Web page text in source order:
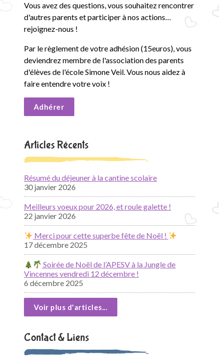
Vous avez des questions, vous souhaitez rencontrer
d'autres parents et participer à nos actions…
rejoignez-nous !
Par le règlement de votre adhésion (15euros), vous
deviendrez membre de l'association des parents
d'élèves de l'école Simone Veil. Vous nous aidez à
faire entendre votre voix !
Adhérer
Articles Récents
Résumé du déjeuner à la cantine scolaire
30 janvier 2026
Meilleurs voeux pour 2026, et roule galette !
22 janvier 2026
Merci pour cette superbe fête de Noël !
17 décembre 2025
Soirée de Noël de l’APESV à la Jungle de
Vincennes vendredi 12 décembre !
6 décembre 2025
Voir plus d'articles...
Contact & Liens